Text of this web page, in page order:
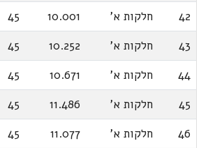
42
חלקות א' 10.001
45
43
חלקות א' 10.252
45
44
חלקות א' 10.671
45
45
חלקות א' 11.486
45
46
חלקות א' 11.077
45